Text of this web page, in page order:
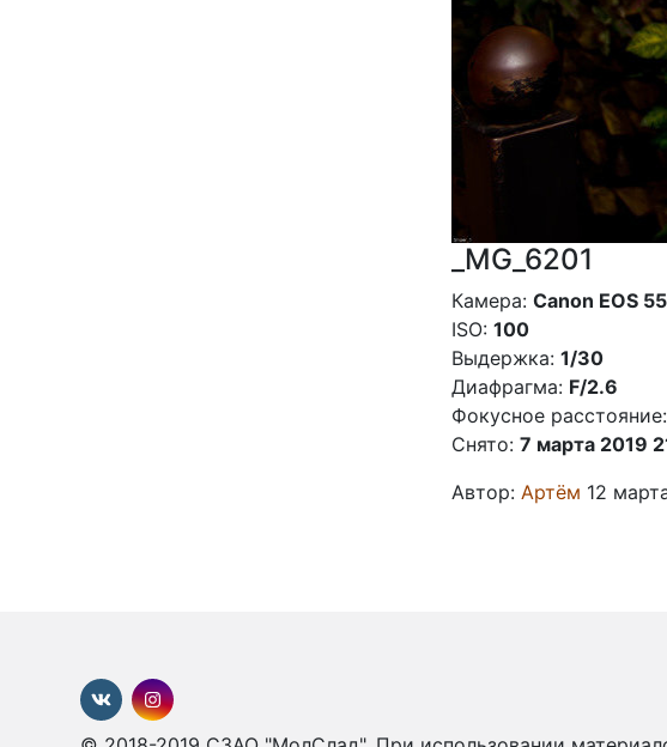
_MG_6201
Камера: Canon EOS
ISO: 100
Выдержка: 1/30
Диафрагма: F/2.6
Фокусное расстояние:
Снято: 7 марта 2019
Автор: Артём 12